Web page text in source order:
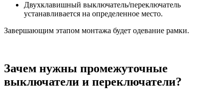
Двухклавишный выключатель/переключатель
устанавливается на определенное место.
Завершающим этапом монтажа будет одевание рамки.
Зачем нужны промежуточные
выключатели и переключатели?